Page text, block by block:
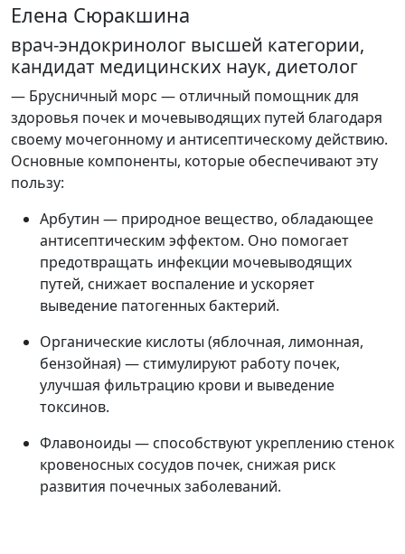
Елена Сюракшина
врач-эндокринолог высшей категории,
кандидат медицинских наук, диетолог
— Брусничный морс — отличный помощник для
здоровья почек и мочевыводящих путей благодаря
своему мочегонному и антисептическому действию.
Основные компоненты, которые обеспечивают эту
пользу:
Арбутин — природное вещество, обладающее
антисептическим эффектом. Оно помогает
предотвращать инфекции мочевыводящих
путей, снижает воспаление и ускоряет
выведение патогенных бактерий.
Органические кислоты (яблочная, лимонная,
бензойная) — стимулируют работу почек,
улучшая фильтрацию крови и выведение
токсинов.
Флавоноиды — способствуют укреплению стенок
кровеносных сосудов почек, снижая риск
развития почечных заболеваний.